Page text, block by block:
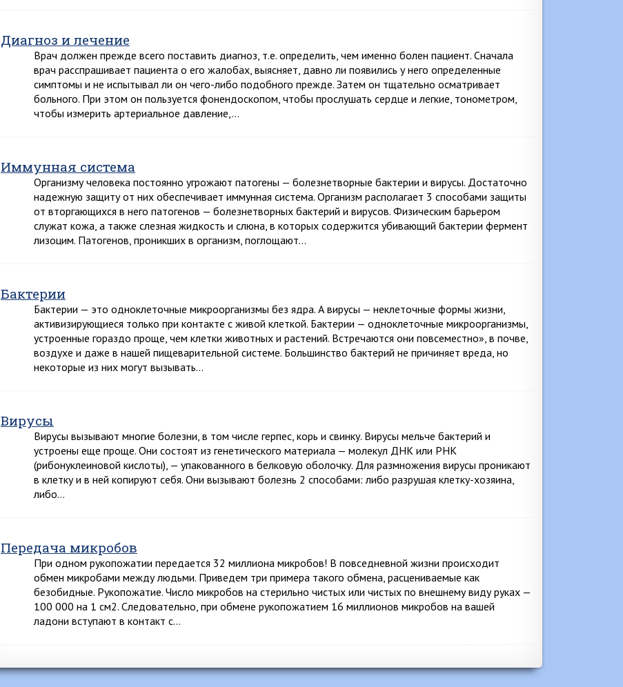
Диагноз и лечение
Врач должен прежде всего поставить диагноз, т.е. определить, чем именно болен пациент. Сначала
врач расспрашивает пациента о его жалобах, выясняет, давно ли появились у него определенные
симптомы и не испытывал ли он чего-либо подобного прежде. Затем он тщательно осматривает
больного. При этом он пользуется фонендоскопом, чтобы прослушать сердце и легкие, тонометром,
чтобы измерить артериальное давление,…
Иммунная система
Организму человека постоянно угрожают патогены — болезнетворные бактерии и вирусы. Достаточно
надежную защиту от них обеспечивает иммунная система. Организм располагает 3 способами защиты
от вторгающихся в него патогенов — болезнетворных бактерий и вирусов. Физическим барьером
служат кожа, а также слезная жидкость и слюна, в которых содержится убивающий бактерии фермент
лизоцим. Патогенов, проникших в организм, поглощают…
Бактерии
Бактерии — это одноклеточные микроорганизмы без ядра. А вирусы — неклеточные формы жизни,
активизирующиеся только при контакте с живой клеткой. Бактерии — одноклеточные микроорганизмы,
устроенные гораздо проще, чем клетки животных и растений. Встречаются они повсеместно», в почве,
воздухе и даже в нашей пищеварительной системе. Большинство бактерий не причиняет вреда, но
некоторые из них могут вызывать…
Вирусы
Вирусы вызывают многие болезни, в том числе герпес, корь и свинку. Вирусы мельче бактерий и
устроены еще проще. Они состоят из генетического материала — молекул ДНК или РНК
(рибонуклеиновой кислоты), — упакованного в белковую оболочку. Для размножения вирусы проникают
в клетку и в ней копируют себя. Они вызывают болезнь 2 способами: либо разрушая клетку-хозяина,
либо…
Передача микробов
При одном рукопожатии передается 32 миллиона микробов! В повседневной жизни происходит
обмен микробами между людьми. Приведем три примера такого обмена, расцениваемые как
безобидные. Рукопожатие. Число микробов на стерильно чистых или чистых по внешнему виду руках —
100 000 на 1 см2. Следовательно, при обмене рукопожатием 16 миллионов микробов на вашей
ладони вступают в контакт с…